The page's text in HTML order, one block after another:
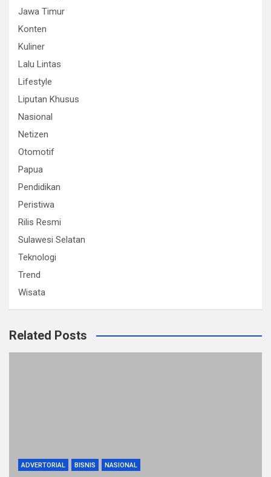
Jawa Timur
Konten
Kuliner
Lalu Lintas
Lifestyle
Liputan Khusus
Nasional
Netizen
Otomotif
Papua
Pendidikan
Peristiwa
Rilis Resmi
Sulawesi Selatan
Teknologi
Trend
Wisata
Related Posts
ADVERTORIAL BISNIS NASIONAL